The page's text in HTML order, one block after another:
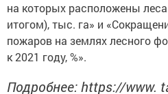
на которых расположены
итогом), тыс. га» и
пожаров на землях лесного
к 2021 году, %».
Подробнее: https://www.